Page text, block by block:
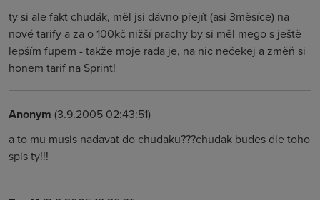
ty si ale fakt chudák, měl jsi dávno přejít (asi 3měsíce) na
nové tarify a za o 100kč nižší prachy by si měl mego s ještě
lepším fupem - takže moje rada je, na nic nečekej a změň si
honem tarif na Sprint!
Anonym (3.9.2005 02:43:51)
a to mu musis nadavat do chudaku???chudak budes dle toho
spis ty!!!